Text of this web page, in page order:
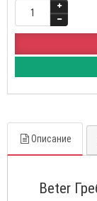
Описание
Beter